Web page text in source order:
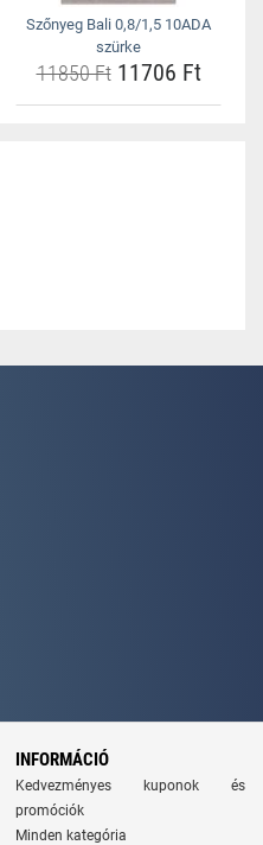
Szőnyeg Bali 0,8/1,5 10ADA
szürke
11850 Ft11706 Ft
INFORMÁCIÓ
Kedvezményes kuponok és
promóciók
Minden kategória